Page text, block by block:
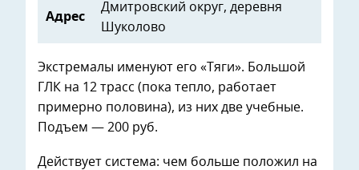
Адрес
Дмитровский округ, деревня
Шуколово
Экстремалы именуют его «Тяги». Большой
ГЛК на 12 трасс (пока тепло, работает
примерно половина), из них две учебные.
Подъем — 200 руб.
Действует система: чем больше положил на